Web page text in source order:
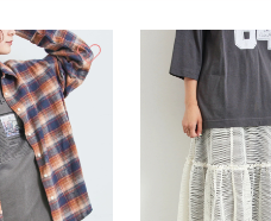
お気に入り